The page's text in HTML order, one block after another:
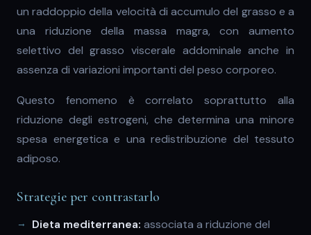
un raddoppio della velocità di accumulo del grasso e a
una riduzione della massa magra, con aumento
selettivo del grasso viscerale addominale anche in
assenza di variazioni importanti del peso corporeo.
Questo fenomeno è correlato soprattutto alla
riduzione degli estrogeni, che determina una minore
spesa energetica e una redistribuzione del tessuto
adiposo.
Strategie per contrastarlo
Dieta mediterranea: associata a riduzione del